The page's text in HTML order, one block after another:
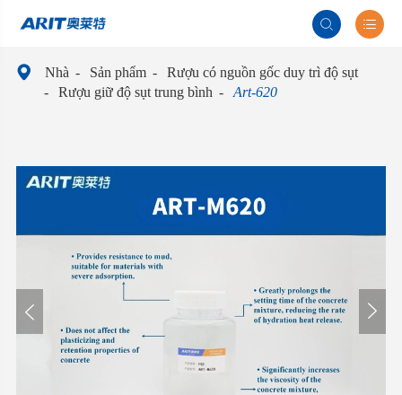
 
 Nhà Sản phẩm
Rượu có nguồn gốc duy trì độ sụt
Rượu giữ độ sụt trung bình
Art-620
 